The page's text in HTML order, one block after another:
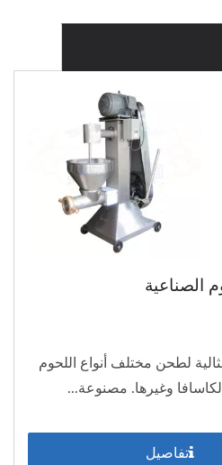
الصناعية
لطحن مختلف أنواع اللحوم
وغيرها. مصنوعة...
تفاصيل